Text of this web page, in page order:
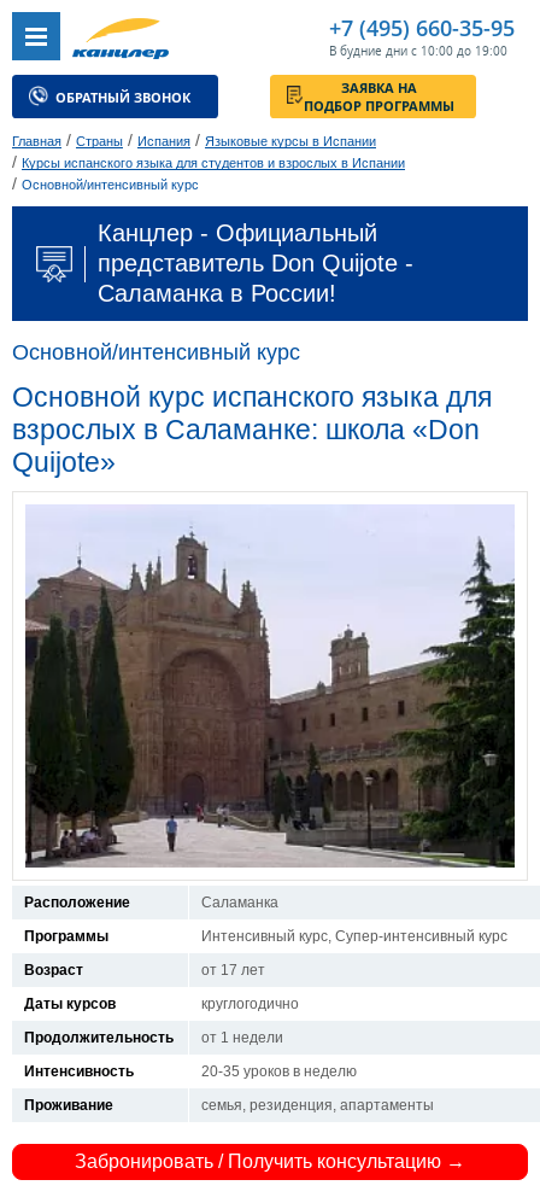
+7 (495) 660-35-95
В будние дни с 10:00 до 19:00
ОБРАТНЫЙ ЗВОНОК
ЗАЯВКА НА
ПОДБОР ПРОГРАММЫ
Главная / Страны / Испания / Языковые курсы в Испании
/ Курсы испанского языка для студентов и взрослых в Испании
/ Основной/интенсивный курс
Канцлер - Официальный
представитель Don Quijote -
Саламанка в России!
Основной/интенсивный курс
Основной курс испанского языка для
взрослых в Саламанке: школа «Don
Quijote»
Расположение
Саламанка
Программы
Интенсивный курс, Супер-интенсивный курс
Возраст
от 17 лет
Даты курсов
круглогодично
Продолжительность
от 1 недели
Интенсивность
20-35 уроков в неделю
Проживание
семья, резиденция, апартаменты
Забронировать / Получить консультацию →